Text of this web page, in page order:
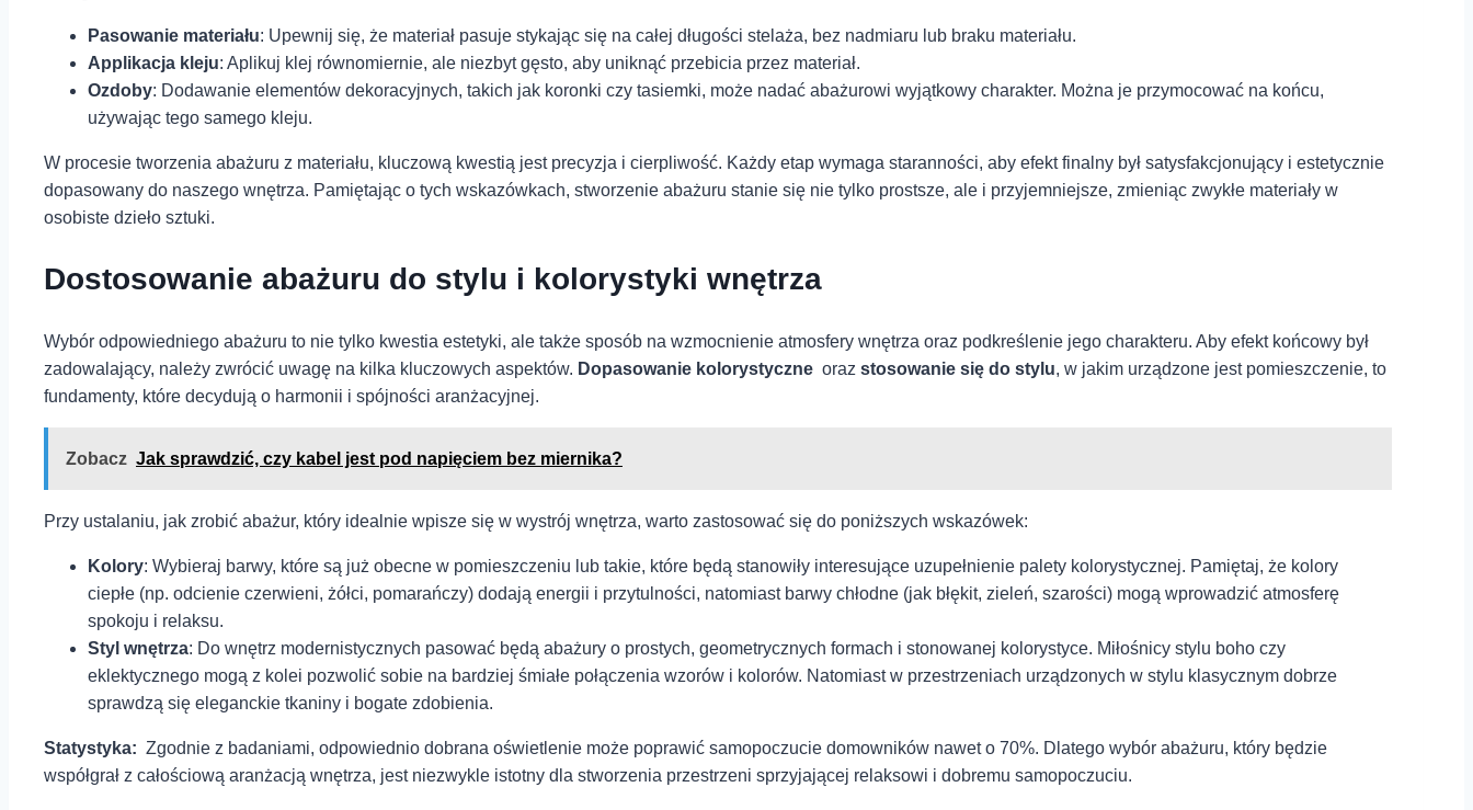
Pasowanie materiału: Upewnij się, ⁤że ⁣materiał pasuje stykając się na całej ⁣długości stelaża, bez nadmiaru lub braku materiału.
Applikacja kleju: Aplikuj klej równomiernie, ale niezbyt gęsto, aby uniknąć przebicia przez materiał.
Ozdoby: Dodawanie elementów dekoracyjnych, takich⁣ jak koronki czy⁣ tasiemki, może nadać abażurowi ⁣wyjątkowy charakter. Można je przymocować na końcu,
używając tego samego kleju.
W procesie tworzenia abażuru z materiału, kluczową kwestią jest precyzja i cierpliwość. Każdy ⁣etap wymaga staranności, aby ⁢efekt finalny był satysfakcjonujący i ⁢estetycznie
dopasowany do naszego ⁤wnętrza. Pamiętając o tych wskazówkach, stworzenie ⁣abażuru stanie się nie tylko ⁢prostsze, ale i przyjemniejsze, zmieniąc zwykłe materiały w
osobiste⁢ dzieło ⁤sztuki.
Dostosowanie abażuru do stylu i⁣ kolorystyki ⁢wnętrza
Wybór odpowiedniego abażuru⁤ to nie tylko kwestia estetyki, ale także sposób na wzmocnienie ⁤atmosfery wnętrza⁢ oraz podkreślenie jego⁢ charakteru. Aby efekt końcowy był
zadowalający, należy zwrócić uwagę na⁢ kilka kluczowych aspektów. Dopasowanie kolorystyczne ⁣ oraz stosowanie się do stylu, w jakim urządzone‍ jest pomieszczenie,⁣ to
fundamenty, które decydują o harmonii i spójności aranżacyjnej.
Zobacz Jak sprawdzić, czy kabel jest pod napięciem bez miernika?
Przy ustalaniu, ⁢jak ⁢zrobić abażur, który idealnie wpisze się w wystrój wnętrza, warto‍ zastosować się do poniższych wskazówek:
Kolory: Wybieraj barwy, które są już‍ obecne w pomieszczeniu lub takie, które będą stanowiły interesujące uzupełnienie palety kolorystycznej. Pamiętaj, że kolory
⁤ciepłe (np. ⁤odcienie czerwieni, żółci, pomarańczy) dodają energii i przytulności, natomiast barwy chłodne (jak błękit, zieleń, ⁣szarości) mogą⁢ wprowadzić atmosferę
spokoju i relaksu.
Styl wnętrza:⁤ Do wnętrz ‍modernistycznych pasować ⁢będą ⁤abażury o prostych, geometrycznych formach i stonowanej kolorystyce. Miłośnicy ⁤stylu boho czy
eklektycznego‍ mogą z kolei pozwolić sobie na bardziej śmiałe ⁣połączenia wzorów i kolorów. Natomiast w⁤ przestrzeniach⁤ urządzonych w stylu klasycznym dobrze
sprawdzą się⁤ eleganckie tkaniny i bogate zdobienia.
Statystyka: ⁣ Zgodnie z⁢ badaniami, odpowiednio dobrana oświetlenie może poprawić samopoczucie domowników nawet o 70%. Dlatego wybór abażuru, który będzie
współgrał z ⁤całościową⁤ aranżacją wnętrza, jest niezwykle istotny⁣ dla stworzenia⁣ przestrzeni sprzyjającej relaksowi i dobremu⁤ samopoczuciu.